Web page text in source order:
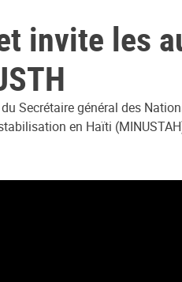
invite les
Secrétaire général des
en Haïti